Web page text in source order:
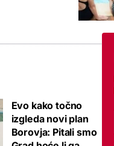
Evo kako točno
izgleda novi plan
Borovja: Pitali smo